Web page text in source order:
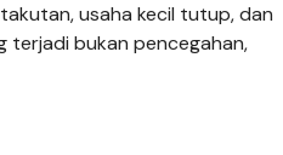
usaha kecil tutup, dan
terjadi bukan pencegahan,